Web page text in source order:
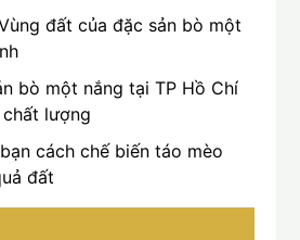
đất của đặc sản bò một
bò một nắng tại TP Hồ Chí
lượng
cách chế biến táo mèo
đất